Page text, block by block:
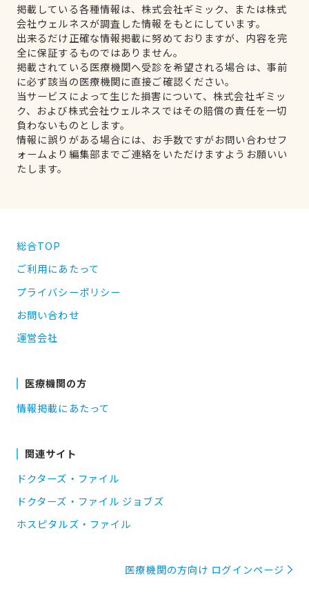
掲載している各種情報は、株式会社ギミック、または株式
会社ウェルネスが調査した情報をもとにしています。
出来るだけ正確な情報掲載に努めておりますが、内容を完
全に保証するものではありません。
掲載されている医療機関へ受診を希望される場合は、事前
に必ず該当の医療機関に直接ご確認ください。
当サービスによって生じた損害について、株式会社ギミッ
ク、および株式会社ウェルネスではその賠償の責任を一切
負わないものとします。
情報に誤りがある場合には、お手数ですがお問い合わせフ
ォームより編集部までご連絡をいただけますようお願いい
たします。
総合TOP
ご利用にあたって
プライバシーポリシー
お問い合わせ
運営会社
医療機関の方
情報掲載にあたって
関連サイト
ドクターズ・ファイル
ドクターズ・ファイル ジョブズ
ホスピタルズ・ファイル
医療機関の方向け ログインページ